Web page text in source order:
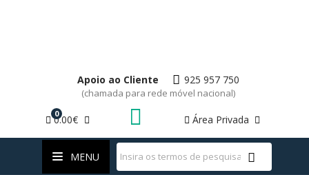
WhatsApp
Apoio ao Cliente 925 957 750
(chamada para rede móvel nacional)
Área Privada
0
0.00€
MENU